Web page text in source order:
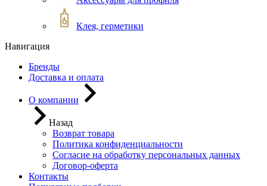
Клея, герметики
Навигация
Бренды
Доставка и оплата
О компании
Назад
Возврат товара
Политика конфиденциальности
Согласие на обработку персональных данных
Договор-оферта
Контакты